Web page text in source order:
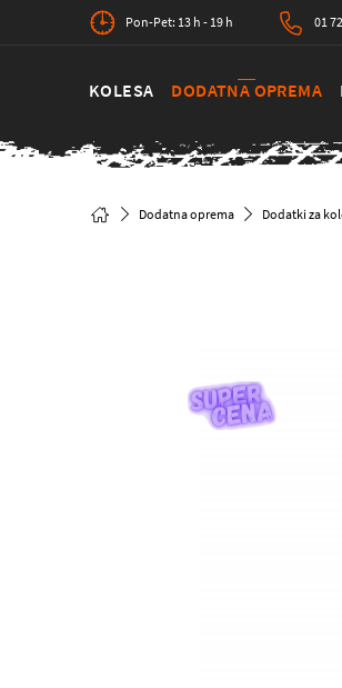
Pon-Pet: 13 h - 19 h 01
KOLESA DODATNA OPREMA
Dodatna oprema Dodatki za